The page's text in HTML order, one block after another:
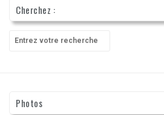
Cherchez :
pour
Photos